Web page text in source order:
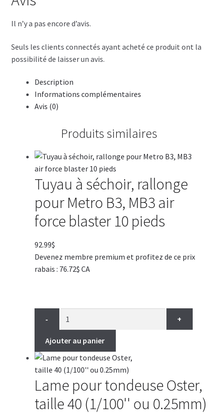
Il n’y a pas encore d’avis.
Seuls les clients connectés ayant acheté ce produit ont la
possibilité de laisser un avis.
Description
Informations complémentaires
Avis (0)
Produits similaires
Tuyau à séchoir, rallonge
pour Metro B3, MB3 air
force blaster 10 pieds
92.99$
Devenez membre premium et profitez de ce prix
rabais : 76.72$ CA
- +
Ajouter au panier
Lame pour tondeuse Oster,
taille 40 (1/100'' ou 0.25mm)